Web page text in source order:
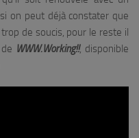
on peut déjà constater que
de soucis, pour le reste il
WWW.Working!!, disponible